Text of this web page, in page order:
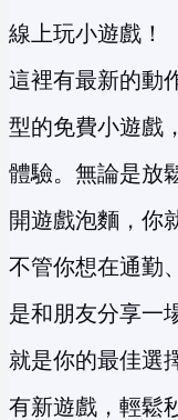
線上玩小遊戲！
這裡有最新的動
型的免費小遊戲
體驗。無論是放
開遊戲泡麵，你
不管你想在通勤
是和朋友分享一
就是你的最佳選
有新遊戲，輕鬆